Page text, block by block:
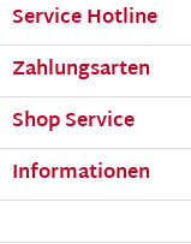
Service Hotline
Zahlungsarten
Shop Service
Informationen